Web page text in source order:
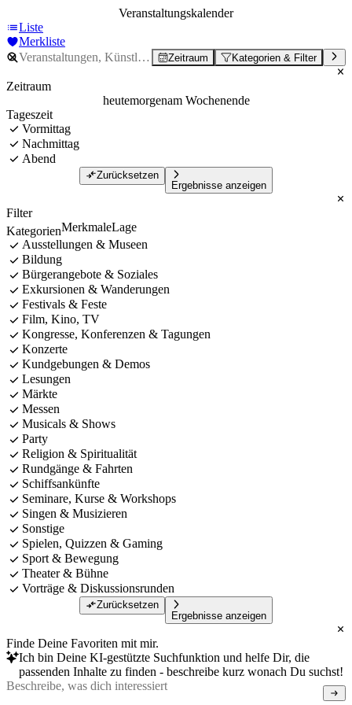
Veranstaltungskalender
Liste
Merkliste
Zeitraum Kategorien & Filter
Zeitraum
heutemorgenam Wochenende
Tageszeit
Vormittag
Nachmittag
Abend
Zurücksetzen
Ergebnisse anzeigen
Filter
KategorienMerkmaleLage
Ausstellungen & Museen
Bildung
Bürgerangebote & Soziales
Exkursionen & Wanderungen
Festivals & Feste
Film, Kino, TV
Kongresse, Konferenzen & Tagungen
Konzerte
Kundgebungen & Demos
Lesungen
Märkte
Messen
Musicals & Shows
Party
Religion & Spiritualität
Rundgänge & Fahrten
Schiffsankünfte
Seminare, Kurse & Workshops
Singen & Musizieren
Sonstige
Spielen, Quizzen & Gaming
Sport & Bewegung
Theater & Bühne
Vorträge & Diskussionsrunden
Zurücksetzen
Ergebnisse anzeigen
Finde Deine Favoriten mit mir.
Ich bin Deine KI-gestützte Suchfunktion und helfe Dir, die
passenden Inhalte zu finden - beschreibe kurz wonach Du suchst!